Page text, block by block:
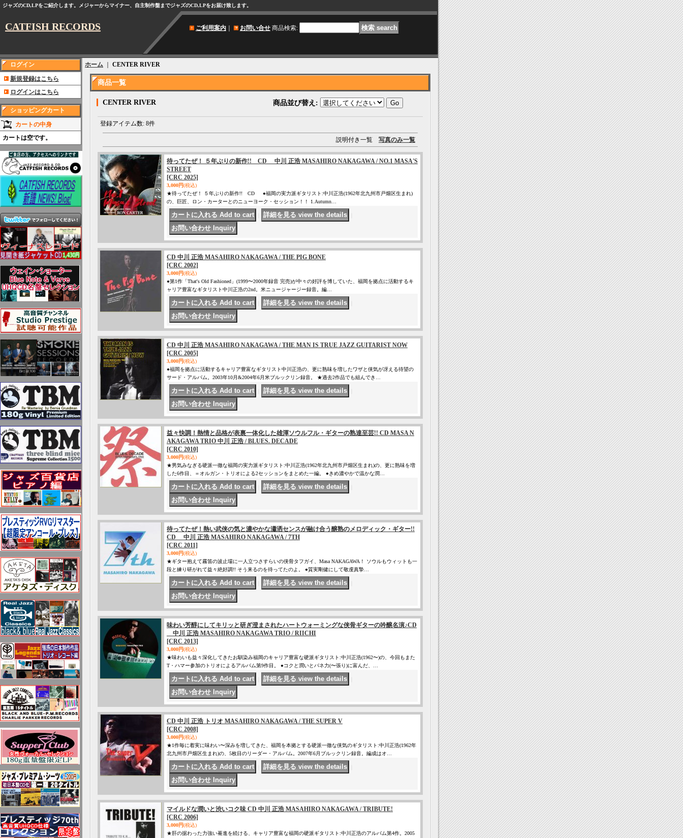
ジャズのCD,LPをご紹介します。メジャーからマイナー、自主制作盤までジャズのCD,LPをお届け致します。
CATFISH RECORDS ご利用案内｜ お問い合せ 商品検索:
ログイン
新規登録はこちら
ログインはこちら
ショッピングカート
カートの中身
カートは空です。
ホーム CENTER RIVER
商品一覧
CENTER RIVER 商品並び替え :
登録アイテム数: 8件
説明付き一覧 写真のみ一覧
待ってたぜ！ ５年ぶりの新作!! CD 中川 正浩 MASAHIRO NAKAGAWA / NO.1 MASA'S
STREET
[CRC 2025]
3,000円(税込)
★待ってたぜ！ ５年ぶりの新作!! CD ●福岡の実力派ギタリスト:中川正浩(1962年北九州市戸畑区生まれ)
の、巨匠、ロン・カーターとのニューヨーク・セッション！！ 1.Autumn…
CD 中川 正浩 MASAHIRO NAKAGAWA / THE PIG BONE
[CRC 2002]
3,000円(税込)
●第1作「That's Old Fashioned」(1999〜2000年録音 完売)が中々の好評を博していた、福岡を拠点に活動するキ
ャリア豊富なギタリスト中川正浩の2nd。米ニュージャージー録音。編…
CD 中川 正浩 MASAHIRO NAKAGAWA / THE MAN IS TRUE JAZZ GUITARIST NOW
[CRC 2005]
3,000円(税込)
●福岡を拠点に活動するキャリア豊富なギタリスト中川正浩の、更に熟味を増したワザと侠気が冴える待望の
サード・アルバム。2003年10月&2004年6月米ブルックリン録音。 ★過去2作品でも組んでき…
益々快調！熱情と品格が表裏一体化した雄渾ソウルフル・ギターの熟達至芸!! CD MASA N
AKAGAWA TRIO 中川 正浩 / BLUES. DECADE
[CRC 2010]
3,000円(税込)
★男気みなぎる硬派一徹な福岡の実力派ギタリスト:中川正浩(1962年北九州市戸畑区生まれ)の、更に熟味を増
した6作目、＝オルガン・トリオによる2セッションをまとめた一編。 ●きめ濃やかで温かな潤…
待ってたぜ！熱い武侠の気と濃やかな瀟洒センスが融け合う醸熟のメロディック・ギター!!
CD 中川 正浩 MASAHIRO NAKAGAWA / 7TH
[CRC 2011]
3,000円(税込)
★ギター抱えて霧笛の波止場に一人立つさすらいの侠骨タフガイ、Masa NAKAGAWA！ ソウルもウィットも一
段と練り研がれて益々絶好調!! そう来るのを待ってたのよ。 ●質実剛健にして敬虔真摯…
味わい芳醇にしてキリッと研ぎ澄まされたハートウォーミングな侠骨ギターの吟醸名演♪CD
中川 正浩 MASAHIRO NAKAGAWA TRIO / RIICHI
[CRC 2013]
3,000円(税込)
★味わいも益々深化してきたお馴染み福岡のキャリア豊富な硬派ギタリスト:中川正浩(1962〜)の、今回もまた
T・ハマー参加のトリオによるアルバム第9作目。 ●コクと潤いとバネ力(〜張り)に富んだ、…
CD 中川 正浩 トリオ MASAHIRO NAKAGAWA / THE SUPER V
[CRC 2008]
3,000円(税込)
★1作毎に着実に味わい〜深みを増してきた、福岡を本拠とする硬派一徹な侠気のギタリスト:中川正浩(1962年
北九州市戸畑区生まれ)の、5枚目のリーダー・アルバム。2007年6月ブルックリン録音。編成はオ…
マイルドな潤いと渋いコク味 CD 中川 正浩 MASAHIRO NAKAGAWA / TRIBUTE!
[CRC 2006]
3,000円(税込)
★肝の据わった力強い驀進を続ける、キャリア豊富な福岡の硬派ギタリスト:中川正浩のアルバム第4作。2005